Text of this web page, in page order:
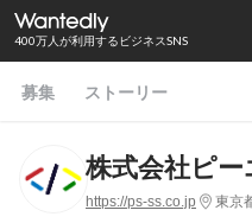
400万人が利用するビジネスSNS
募集 ストーリー
株式会社ピ
https://ps-ss.co.jp 東京